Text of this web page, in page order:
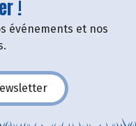
!
événements et nos